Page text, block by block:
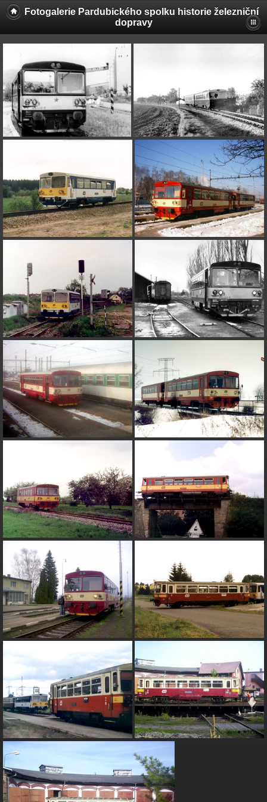
Fotogalerie Pardubického spolku historie železniční
dopravy